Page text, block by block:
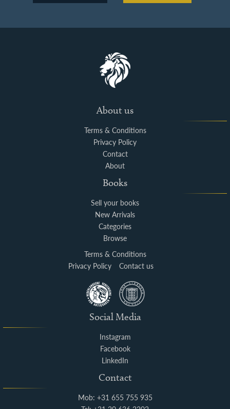
About us
Terms & Conditions
Privacy Policy
Contact
About
Books
Sell your books
New Arrivals
Categories
Browse
Terms & Conditions
Privacy Policy
Contact us
Social Media
Instagram
Facebook
LinkedIn
Contact
Mob: +31 655 755 935